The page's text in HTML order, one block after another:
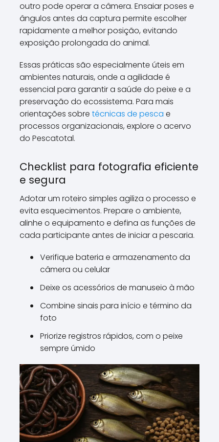
outro pode operar a câmera. Ensaiar poses e
ângulos antes da captura permite escolher
rapidamente a melhor posição, evitando
exposição prolongada do animal.
Essas práticas são especialmente úteis em
ambientes naturais, onde a agilidade é
essencial para garantir a saúde do peixe e a
preservação do ecossistema. Para mais
orientações sobre técnicas de pesca e
processos organizacionais, explore o acervo
do Pescatotal.
Checklist para fotografia eficiente
e segura
Adotar um roteiro simples agiliza o processo e
evita esquecimentos. Prepare o ambiente,
alinhe o equipamento e defina as funções de
cada participante antes de iniciar a pescaria.
Verifique bateria e armazenamento da
câmera ou celular
Deixe os acessórios de manuseio à mão
Combine sinais para início e término da
foto
Priorize registros rápidos, com o peixe
sempre úmido